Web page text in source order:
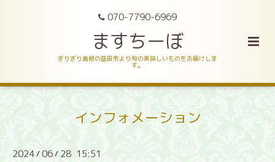
070-7790-6969
ますちーぼ
ぎりぎり島根の益田市より旬の美味しいものをお届けしま
す。
インフォメーション
2024/06/ 28 15:51